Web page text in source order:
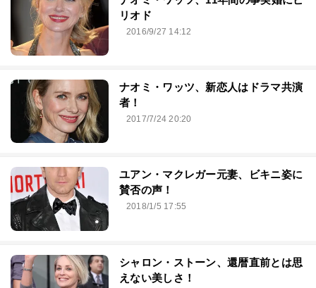
リオド
2016/9/27 14:12
ナオミ・ワッツ、新恋人はドラマ共演
者！
2017/7/24 20:20
ユアン・マクレガー元妻、ビキニ姿に
賛否の声！
2018/1/5 17:55
シャロン・ストーン、還暦直前とは思
えない美しさ！